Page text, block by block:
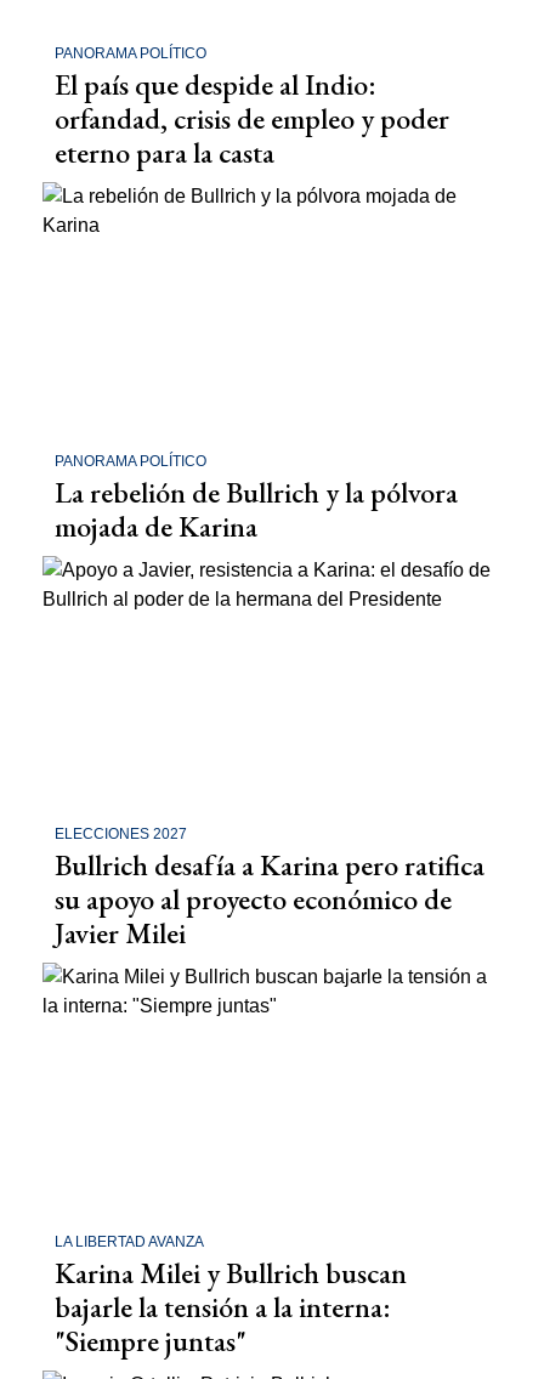
PANORAMA POLÍTICO
El país que despide al Indio:
orfandad, crisis de empleo y poder
eterno para la casta
PANORAMA POLÍTICO
La rebelión de Bullrich y la pólvora
mojada de Karina
ELECCIONES 2027
Bullrich desafía a Karina pero ratifica
su apoyo al proyecto económico de
Javier Milei
LA LIBERTAD AVANZA
Karina Milei y Bullrich buscan
bajarle la tensión a la interna:
"Siempre juntas"